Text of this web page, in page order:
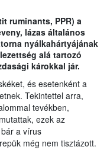
ruminants, PPR) a
lázas általános
nyálkahártyájának
alá tartozó
károkkal jár.
és esetenként a
Tekintettel arra,
tevékben,
ezek az
a vírus
még nem tisztázott.